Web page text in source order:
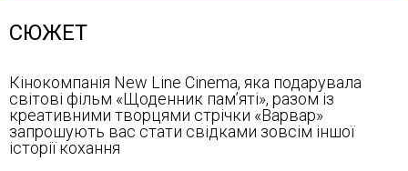
СЮЖЕТ
Кінокомпанія New Line Cinema, яка подарувала
світові фільм «Щоденник пам’яті», разом із
креативними творцями стрічки «Варвар»
запрошують вас стати свідками зовсім іншої
історії кохання